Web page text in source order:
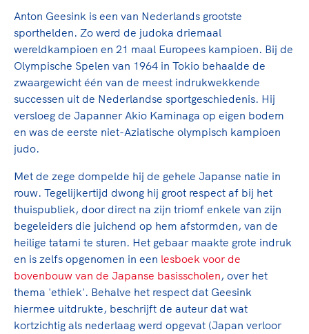
Sport gaat niet vanzelf
Sport verenigt. Op sportclubs, pleintjes, tijdens
een rondje fietsen, door samen te skaten of naar
de sportschool te gaan. Door samen te juichen
voor Sifan Hassan, Rico Verhoeven, Diede de
genieten van de karatewedstrijd van je dochter,
de halve marathon van je moeder of de
hockeywedstrijd van je buurjongen.
Lees verder
High5 Stappenplan
Ruimte voor sport
Clubondersteuning
Beroepskrachten
Samen voor een veilige
sportomgeving
Voor welk gedrag staat de club? Wat mag wel
langs de lijn, in de kleedkamer, kantine en online?
En wat mag vooral niet? Een gedragscode geeft
hier richting aan en is dus een belangrijk
onderdeel van het clubbeleid rondom gewenst en
ongewenst gedrag.
Lees verder
Topsportfinanciering
Maatschappelijke waarde topsport
Top teamsportcompetities
De TeamNL Academie
De TeamNL Academie biedt een leer- en
ontwikkelprogramma voor de volgende functies
bestuurders, (technisch) directeuren, managers en
toekomstig kader.
Lees verder
Anton Geesink is een van Nederlands grootste
sporthelden. Zo werd de judoka driemaal
wereldkampioen en 21 maal Europees kampioen. Bij de
Olympische Spelen van 1964 in Tokio behaalde de
zwaargewicht één van de meest indrukwekkende
successen uit de Nederlandse sportgeschiedenis. Hij
versloeg de Japanner Akio Kaminaga op eigen bodem
en was de eerste niet-Aziatische olympisch kampioen
judo.
Met de zege dompelde hij de gehele Japanse natie in
rouw. Tegelijkertijd dwong hij groot respect af bij het
thuispubliek, door direct na zijn triomf enkele van zijn
begeleiders die juichend op hem afstormden, van de
heilige tatami te sturen. Het gebaar maakte grote indruk
en is zelfs opgenomen in een lesboek voor de
bovenbouw van de Japanse basisscholen, over het
thema 'ethiek'. Behalve het respect dat Geesink
hiermee uitdrukte, beschrijft de auteur dat wat
kortzichtig als nederlaag werd opgevat (Japan verloor